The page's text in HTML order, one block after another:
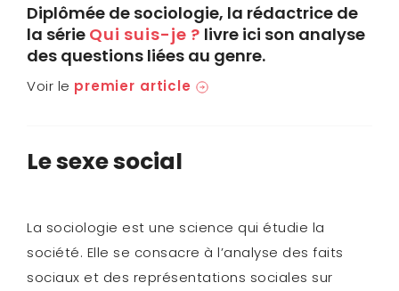
Diplômée de sociologie, la rédactrice de
la série Qui suis-je ? livre ici son analyse
des questions liées au genre.
Voir le premier article
Le sexe social
La sociologie est une science qui étudie la
société. Elle se consacre à l’analyse des faits
sociaux et des représentations sociales sur